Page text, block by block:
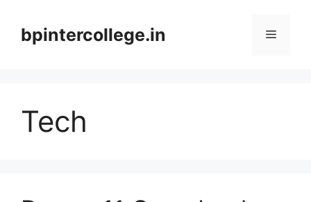
contentbpintercollege.in Menu
Tech